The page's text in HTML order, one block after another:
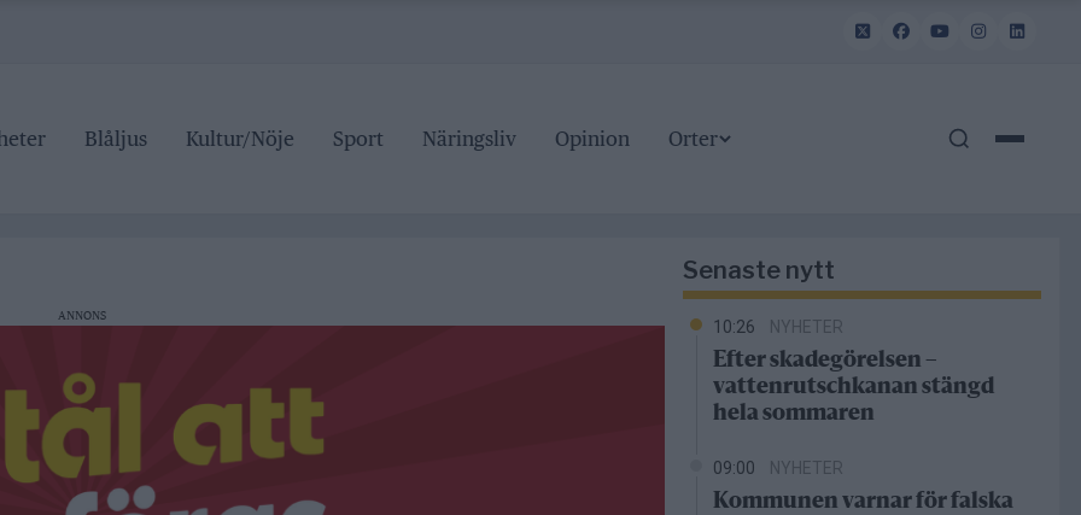
Blåljus Kultur/Nöje Sport Näringsliv Opinion Orter
tre dagar
stängd hela sommaren
ANNONS
Senaste nytt
10:26 NYHETER
Efter skadegörelsen –
vattenrutschkanan stängd
hela sommaren
09:00 NYHETER
Kommunen varnar för falska